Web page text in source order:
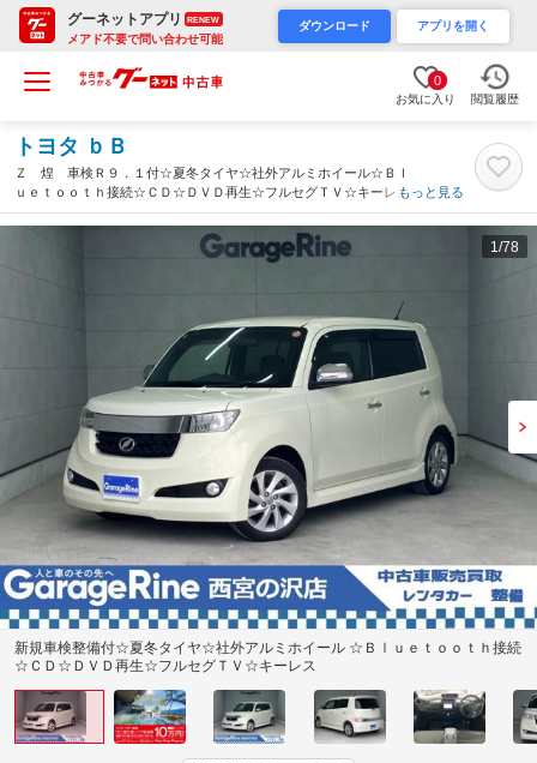
グーネットアプリ RENEW
メアド不要で問い合わせ可能
ダウンロード アプリを開く
0
お気に入り 閲覧履歴
トヨタ ｂＢ
Ｚ 煌 車検Ｒ９．１付☆夏冬タイヤ☆社外アルミホイール☆Ｂｌ
ｕｅｔｏｏｔｈ接続☆ＣＤ☆ＤＶＤ再生☆フルセグＴＶ☆キーレス
☆エンジンスターター（北海道）
もっと見る
1 /78
新規車検整備付☆夏冬タイヤ☆社外アルミホイール ☆Ｂｌｕｅｔｏｏｔｈ接続
☆ＣＤ☆ＤＶＤ再生☆フルセグＴＶ☆キーレス